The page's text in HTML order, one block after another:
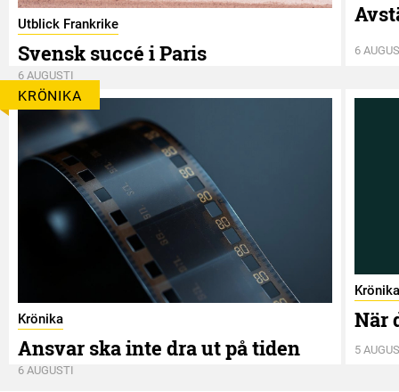
Utblick Frankrike
Svensk succé i Paris
6 AUGUSTI
6
KRÖNIKA
Krönika
Ansvar ska inte dra ut på tiden
6 AUGUSTI
Krönika
När
5